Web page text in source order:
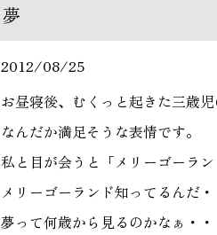
夢
2012/08/25
お昼寝後、むくっと起きた三歳児
なんだか満足そうな表情です。
私と目が会うと「メリーゴーラ
メリーゴーランド知ってるんだ
夢って何歳から見るのかなぁ・・